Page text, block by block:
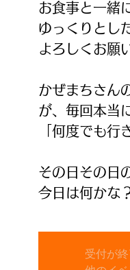
お食事と一緒
ゆっくりとし
よろしくお願
かぜまちさん
が、毎回本当
「何度でも行
その日その日
今日は何かな
受付が